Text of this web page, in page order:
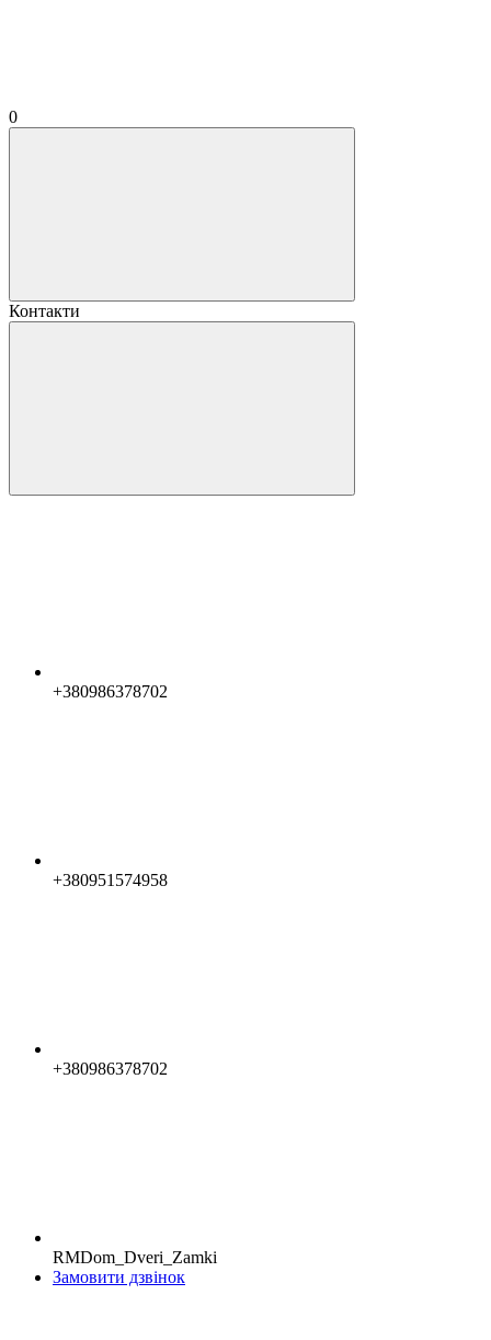
0
Контакти
+380986378702
+380951574958
+380986378702
RMDom_Dveri_Zamki
Замовити дзвінок